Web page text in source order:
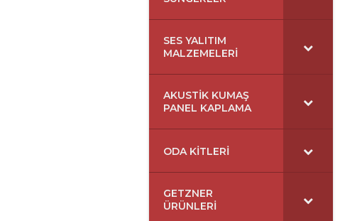
SES YALITIM
MALZEMELERI
AKUSTIK KUMAŞ
PANEL KAPLAMA
ODA KITLERI
GETZNER
ÜRÜNLERI